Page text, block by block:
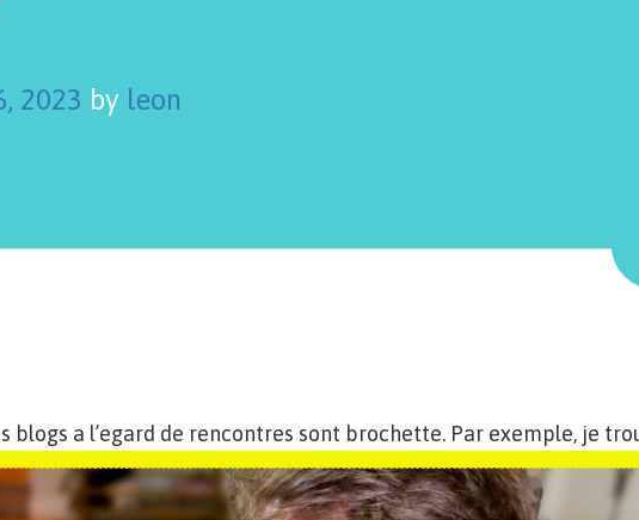
2023 by leon
blogs a l’egard de rencontres sont brochette. Par exemple, je